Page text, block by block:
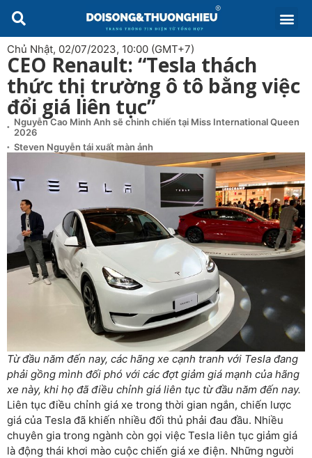
Chủ Nhật, 02/07/2023, 10:00 (GMT+7)
CEO Renault: “Tesla thách
thức thị trường ô tô bằng việc
đổi giá liên tục”
Nguyễn Cao Minh Anh sẽ chinh chiến tại Miss International Queen
2026
Steven Nguyễn tái xuất màn ảnh
Từ đầu năm đến nay, các hãng xe cạnh tranh với Tesla đang
phải gồng mình đối phó với các đợt giảm giá mạnh của hãng
xe này, khi họ đã điều chỉnh giá liên tục từ đầu năm đến nay.
Liên tục điều chỉnh giá xe trong thời gian ngắn, chiến lược
giá của Tesla đã khiến nhiều đối thủ phải đau đầu. Nhiều
chuyên gia trong ngành còn gọi việc Tesla liên tục giảm giá
là động thái khơi mào cuộc chiến giá xe điện. Những người